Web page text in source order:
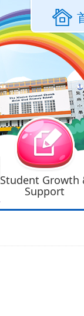
Student Growth
Support